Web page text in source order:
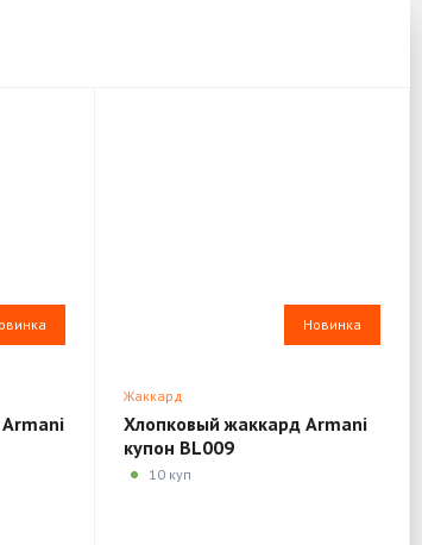
Новинка
Жаккард
Хлопковый жаккард Armani
купон BL009
10 куп